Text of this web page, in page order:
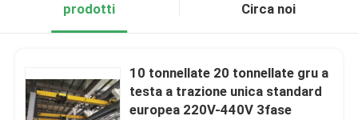
prodotti Circa noi
10 tonnellate 20 tonnellate gru a
testa a trazione unica standard
europea 220V-440V 3fase